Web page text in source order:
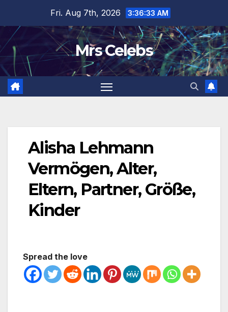
content
Fri. Aug 7th, 2026 3:36:34 AM
Mrs Celebs
Alisha Lehmann
Vermögen, Alter,
Eltern, Partner, Größe,
Kinder
Spread the love